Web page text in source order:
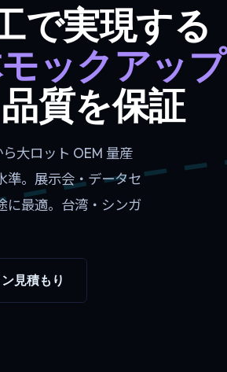
で実現する
ックアップ
質を保証
大ロット OEM 量産
準。展示会・データセ
に最適。台湾・シンガ
見積もり